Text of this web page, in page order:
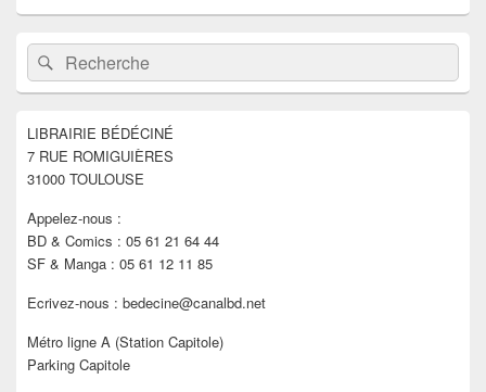
Zone
principale
de
widget
barre
latérale
Recherche :Rechercher
LIBRAIRIE BÉDÉCINÉ
7 RUE ROMIGUIÈRES
31000 TOULOUSE
Appelez-nous :
BD & Comics : 05 61 21 64 44
SF & Manga : 05 61 12 11 85
Ecrivez-nous : bedecine@canalbd.net
Métro ligne A (Station Capitole)
Parking Capitole